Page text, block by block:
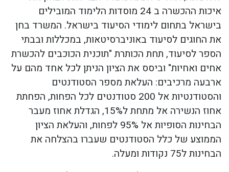
איכות ההכשרה ב 24 מוסדות הלימוד המובילים
בישראל בתחום לימודי הסיעוד בישראל. המשרד בחן
את החוגים לסיעוד באוניברסיטאות, במכללות ובבתי
הספר לסיעוד, תחת הכותרת "תוכנית הכוכבים להכשרת
אחים ואחיות" וביסס את הציון הניתן לכל אחד מהם על
ארבעה מרכיבים: העלאת מספר הסטודנטים
והסטודנטיות אל 200 סטודנטים לכל הפחות, הפחתת
אחוז הנשירה אל מתחת ל15%, הגדלת אחוז מעבר
הבחינות הסופיות אל 95% לפחות, והעלאת הציון
הממוצע של כלל הסטודנטים שעברו בהצלחה את
הבחינות ל75 נקודות ומעלה.